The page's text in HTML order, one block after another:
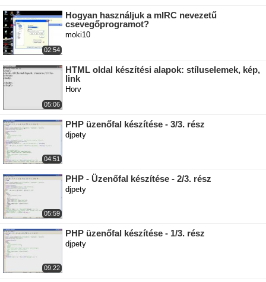
02:54
Hogyan használjuk a mIRC nevezetű
csevegőprogramot?
moki10
05:06
HTML oldal készítési alapok: stíluselemek, kép,
link
Horv
04:51
PHP üzenőfal készítése - 3/3. rész
djpety
05:59
PHP - Üzenőfal készítése - 2/3. rész
djpety
09:22
PHP üzenőfal készítése - 1/3. rész
djpety